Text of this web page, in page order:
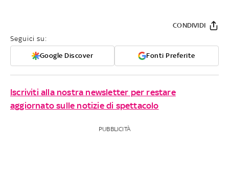
Seguici su:
Google Discover Fonti Preferite
CONDIVIDI
Iscriviti alla nostra newsletter per restare
aggiornato sulle notizie di spettacolo
PUBBLICITÀ